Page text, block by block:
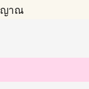
ญาณ